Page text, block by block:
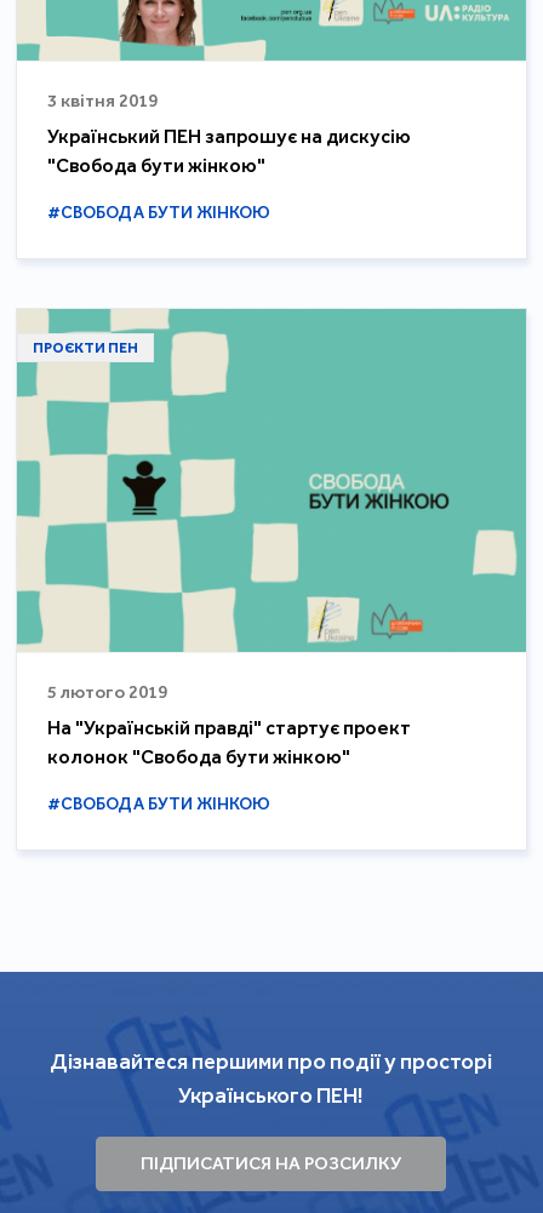
3 квітня 2019
Український ПЕН запрошує на дискусію
"Свобода бути жінкою"
#СВОБОДА БУТИ ЖІНКОЮ
ПРОЄКТИ ПЕН
5 лютого 2019
На "Українській правді" стартує проект
колонок "Свобода бути жінкою"
#СВОБОДА БУТИ ЖІНКОЮ
Дізнавайтеся першими про події у просторі
Українського ПЕН!
ПІДПИСАТИСЯ НА РОЗСИЛКУ